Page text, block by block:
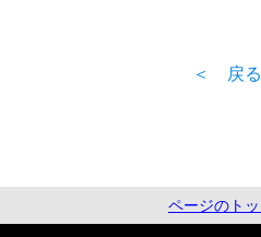
＜ 戻
ページのト